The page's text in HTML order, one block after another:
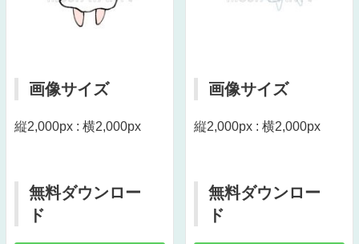
画像サイズ
縦2,000px : 横2,000px
無料ダウンロー
ド
画像サイズ
縦2,000px : 横2,000px
無料ダウンロー
ド